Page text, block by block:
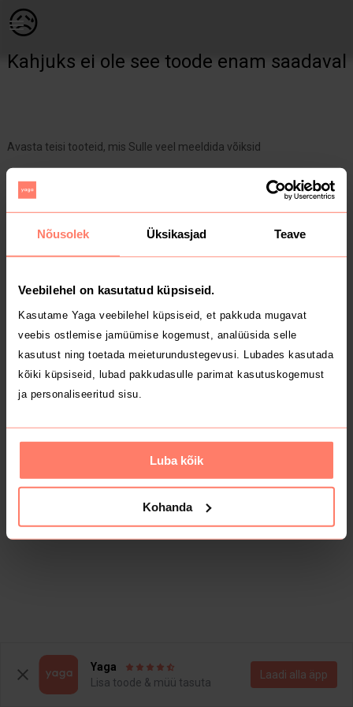
Nõusolek Üksikasjad Teave
Veebilehel on kasutatud küpsiseid.
Kasutame Yaga veebilehel küpsiseid, et pakkuda mugavat
veebis ostlemise jamüümise kogemust, analüüsida selle
kasutust ning toetada meieturundustegevusi. Lubades kasutada
kõiki küpsiseid, lubad pakkudasulle parimat kasutuskogemust
ja personaliseeritud sisu.
Luba kõik
Kohanda
😥
Kahjuks ei ole see toode enam saadaval
Avasta teisi tooteid, mis Sulle veel meeldida võiksid
Yaga
Lisa toode & müü tasuta
Laadi alla äpp